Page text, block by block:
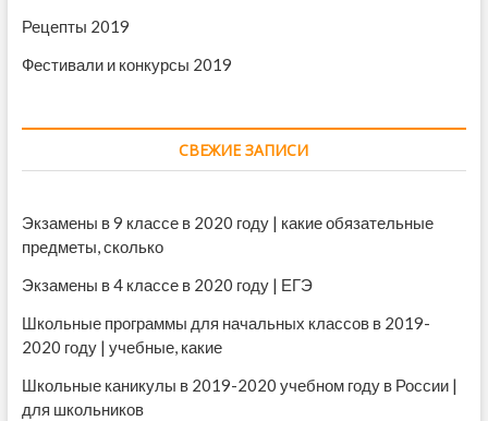
Рецепты 2019
Фестивали и конкурсы 2019
СВЕЖИЕ ЗАПИСИ
Экзамены в 9 классе в 2020 году | какие обязательные
предметы, сколько
Экзамены в 4 классе в 2020 году | ЕГЭ
Школьные программы для начальных классов в 2019-
2020 году | учебные, какие
Школьные каникулы в 2019-2020 учебном году в России |
для школьников